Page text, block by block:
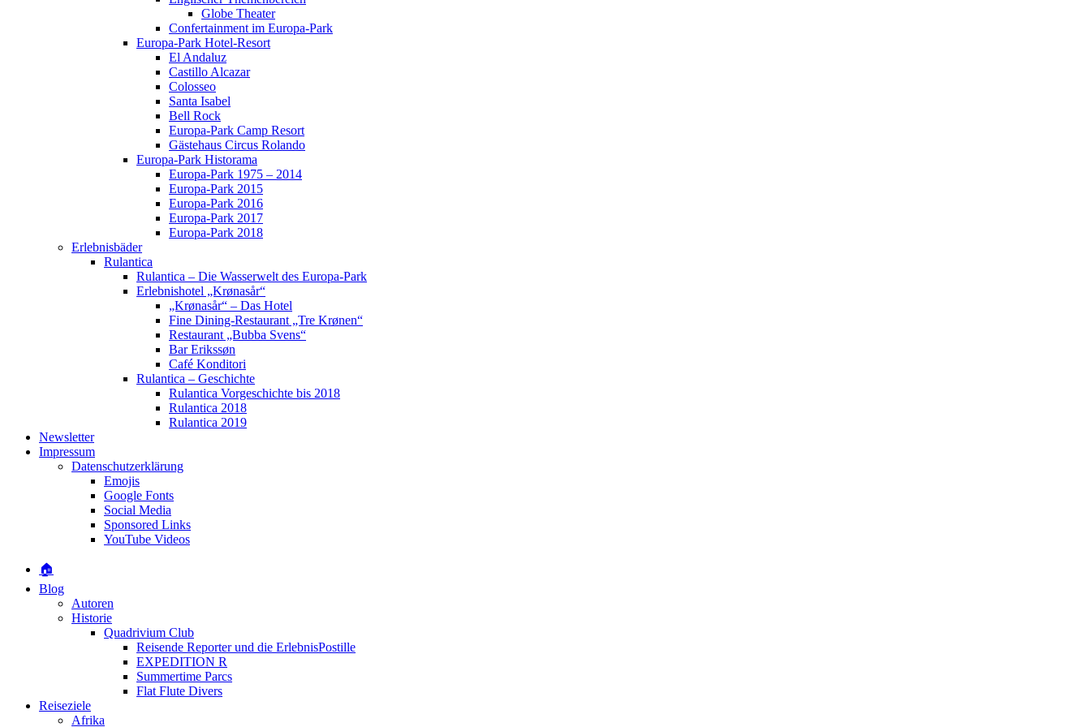
Globe Theater
Confertainment im Europa-Park
Europa-Park Hotel-Resort
El Andaluz
Castillo Alcazar
Colosseo
Santa Isabel
Bell Rock
Europa-Park Camp Resort
Gästehaus Circus Rolando
Europa-Park Historama
Europa-Park 1975 – 2014
Europa-Park 2015
Europa-Park 2016
Europa-Park 2017
Europa-Park 2018
Erlebnisbäder
Rulantica
Rulantica – Die Wasserwelt des Europa-Park
Erlebnishotel „Krønasår“
„Krønasår“ – Das Hotel
Fine Dining-Restaurant „Tre Krønen“
Restaurant „Bubba Svens“
Bar Erikssøn
Café Konditori
Rulantica – Geschichte
Rulantica Vorgeschichte bis 2018
Rulantica 2018
Rulantica 2019
Newsletter
Impressum
Datenschutzerklärung
Emojis
Google Fonts
Social Media
Sponsored Links
YouTube Videos
🏠
Blog
Autoren
Historie
Quadrivium Club
Reisende Reporter und die ErlebnisPostille
EXPEDITION R
Summertime Parcs
Flat Flute Divers
Reiseziele
Afrika